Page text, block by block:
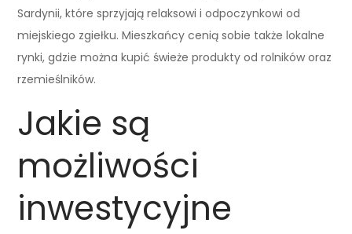
Sardynii, które sprzyjają relaksowi i odpoczynkowi od
miejskiego zgiełku. Mieszkańcy cenią sobie także lokalne
rynki, gdzie można kupić świeże produkty od rolników oraz
rzemieślników.
Jakie są
możliwości
inwestycyjne